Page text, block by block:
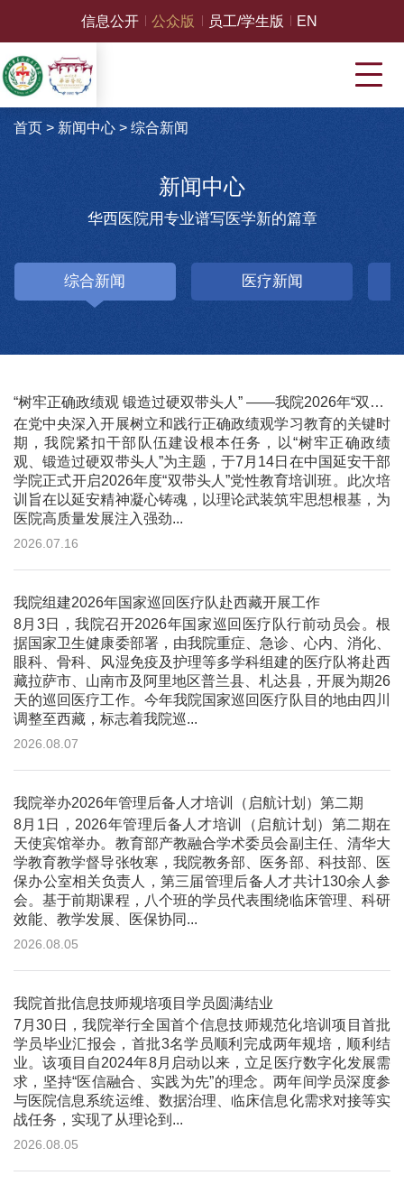
信息公开 公众版 员工/学生版 EN
首页 > 新闻中心> 综合新闻
新闻中心
华西医院用专业谱写医学新的篇章
综合新闻 医疗新闻
“树牢正确政绩观 锻造过硬双带头人” ——我院2026年“双带头人”党性教育培训班在中国延安干部学院开班
在党中央深入开展树立和践行正确政绩观学习教育的关键时
期，我院紧扣干部队伍建设根本任务，以“树牢正确政绩
观、锻造过硬双带头人”为主题，于7月14日在中国延安干部
学院正式开启2026年度“双带头人”党性教育培训班。此次培
训旨在以延安精神凝心铸魂，以理论武装筑牢思想根基，为
医院高质量发展注入强劲...
2026.07.16
我院组建2026年国家巡回医疗队赴西藏开展工作
8月3日，我院召开2026年国家巡回医疗队行前动员会。根
据国家卫生健康委部署，由我院重症、急诊、心内、消化、
眼科、骨科、风湿免疫及护理等多学科组建的医疗队将赴西
藏拉萨市、山南市及阿里地区普兰县、札达县，开展为期26
天的巡回医疗工作。今年我院国家巡回医疗队目的地由四川
调整至西藏，标志着我院巡...
2026.08.07
我院举办2026年管理后备人才培训（启航计划）第二期
8月1日，2026年管理后备人才培训（启航计划）第二期在
天使宾馆举办。教育部产教融合学术委员会副主任、清华大
学教育教学督导张牧寒，我院教务部、医务部、科技部、医
保办公室相关负责人，第三届管理后备人才共计130余人参
会。基于前期课程，八个班的学员代表围绕临床管理、科研
效能、教学发展、医保协同...
2026.08.05
我院首批信息技师规培项目学员圆满结业
7月30日，我院举行全国首个信息技师规范化培训项目首批
学员毕业汇报会，首批3名学员顺利完成两年规培，顺利结
业。该项目自2024年8月启动以来，立足医疗数字化发展需
求，坚持“医信融合、实践为先”的理念。两年间学员深度参
与医院信息系统运维、数据治理、临床信息化需求对接等实
战任务，实现了从理论到...
2026.08.05